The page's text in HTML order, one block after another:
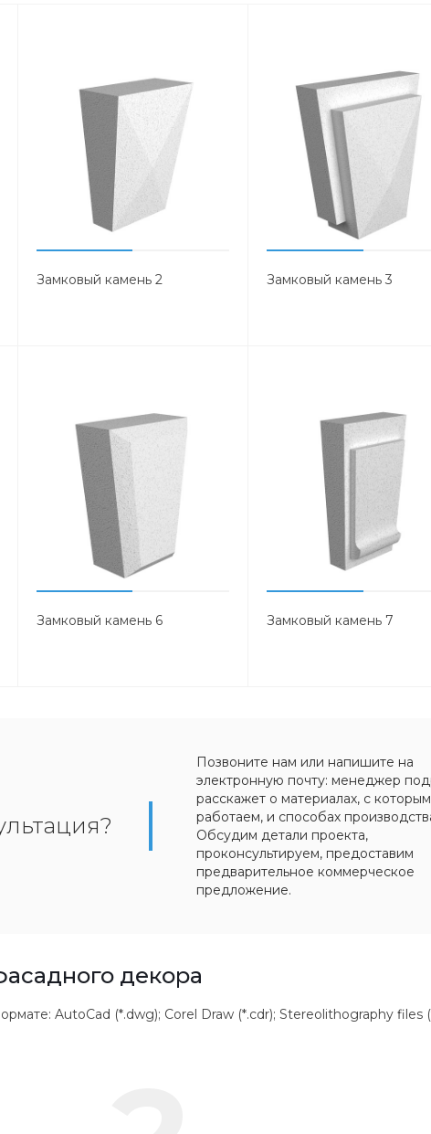
Замковый камень 2 Замковый камень 3
Замковый камень 6 Замковый камень 7
Позвоните нам или напишите на
электронную почту: менеджер
расскажет о материалах, с
работаем, и способах
Обсудим детали проекта,
проконсультируем, предоставим
предварительное коммерческое
предложение.
декора
AutoCad (*.dwg); Corel Draw (*.cdr); Stereolithography files